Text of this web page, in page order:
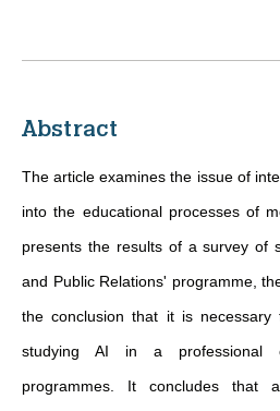
Abstract
The article examines the issue of
into the educational processes of
presents the results of a survey of
and Public Relations' programme,
the conclusion that it is necessary
studying AI in a professional
programmes. It concludes that